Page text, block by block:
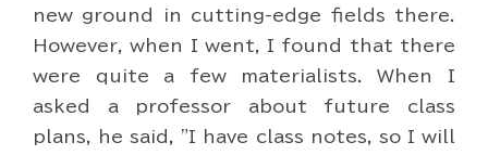
new ground in cutting-edge fields there.
However, when I went, I found that there
were quite a few materialists. When I
asked a professor about future class
plans, he said, "I have class notes, so I will